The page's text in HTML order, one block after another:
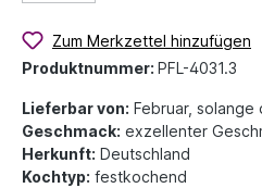
Zum Merkzettel hinzufügen
Produktnummer: PFL-4031.3
Lieferbar von: Februar,
Geschmack: exzellenter
Herkunft: Deutschland
Kochtyp: festkochend